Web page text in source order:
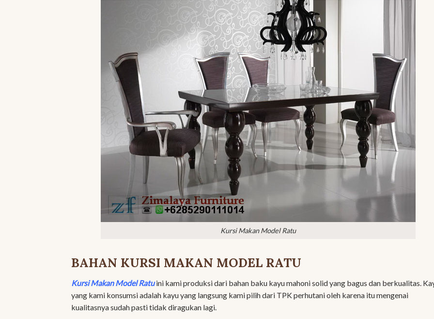
Kursi Makan Model Ratu
BAHAN KURSI MAKAN MODEL RATU
Kursi Makan Model Ratuini kami produksi dari bahan baku kayu mahoni solid yang bagus dan berkualitas.
yang kami konsumsi adalah kayu yang langsung kami pilih dari TPK perhutani oleh karena itu mengenai
kualitasnya sudah pasti tidak diragukan lagi.